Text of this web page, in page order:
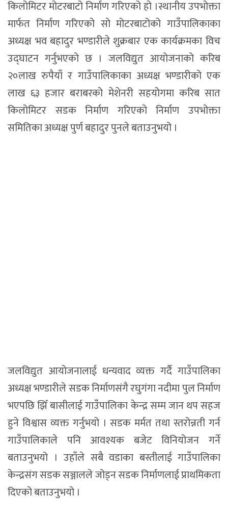
किलोमिटर मोटरबाटो निर्माण गरिएको हो ।स्थानीय उपभोक्ता
मार्फत निर्माण गरिएको सो मोटरबाटोको गाउँपालिकाका
अध्यक्ष भव बहादुर भण्डारीले शुक्रबार एक कार्यक्रमका विच
उद्घाटन गर्नुभएको छ । जलविद्युत आयोजनाको करिब
२०लाख रुपैयाँ र गाउँपालिकाका अध्यक्ष भण्डारीको एक
लाख ६३ हजार बराबरको मेशेनरी सहयोगमा करिब सात
किलोमिटर सडक निर्माण गरिएको निर्माण उपभोक्ता
समितिका अध्यक्ष पुर्ण बहादुर पुनले बताउनुभयो ।
जलविद्युत आयोजनालाई धन्यवाद व्यक्त गर्दै गाउँपालिका
अध्यक्ष भण्डारीले सडक निर्माणसंगै रघुगंगा नदीमा पुल निर्माण
भएपछि झिँ बासीलाई गाउँपालिका केन्द्र सम्म जान थप सहज
हुने विश्वास व्यक्त गर्नुभयो । सडक मर्मत तथा स्तरोन्नती गर्न
गाउँपालिकाले पनि आवश्यक बजेट विनियोजन गर्ने
बताउनुभयो । उहाँले सबै वडाका बस्तीलाई गाउँपालिका
केन्द्रसंग सडक सञ्जालले जोड्न सडक निर्माणलाई प्राथमिकता
दिएको बताउनुभयो ।